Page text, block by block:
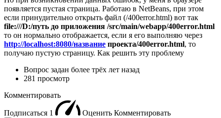
появляется пустая страница. Работаю в NetBeans, при этом
если принудительно открыть файл (/400error.html) вот так
file:///D:/путь до приложения /src/main/webapp/400error.html
то он нормально отображается, если я его выполняю через
http://localhost:8080/название проекта/400error.html, то
получаю пустую страницу. Как решить эту проблему
Вопрос задан более трёх лет назад
281 просмотр
Комментировать
Подписаться 1 Оценить Комментировать